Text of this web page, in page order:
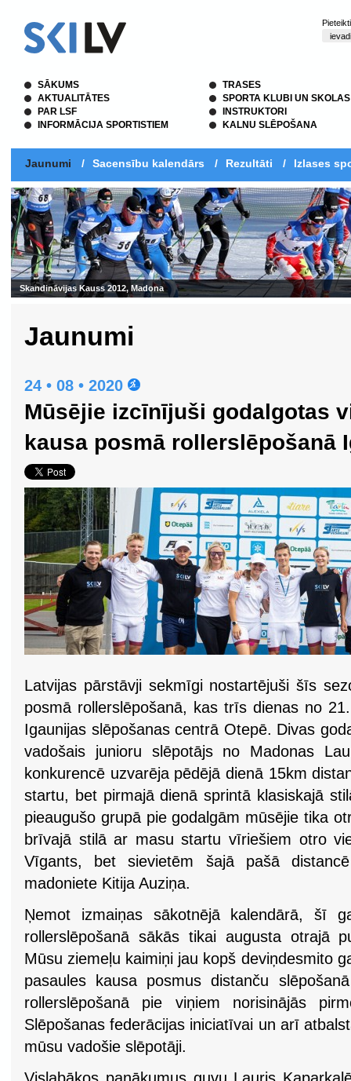
SĀKUMS
AKTUALITĀTES
PAR LSF
INFORMĀCIJA SPORTISTIEM
TRASES
SPORTA KLUBI UN SKOLAS
INSTRUKTORI
KALNU SLĒPOŠANA
Jaunumi / Sacensību kalendārs / Rezultāti / Izlases
Skandināvijas Kauss 2012, Madona
Jaunumi
24 • 08 • 2020
Mūsējie izcīnījuši godalgotas
kausa posmā rollerslēpošanā
Latvijas pārstāvji sekmīgi nostartējuši šīs
posmā rollerslēpošanā, kas trīs dienas no
Igaunijas slēpošanas centrā Otepē. Divas
vadošais junioru slēpotājs no Madonas
konkurencē uzvarēja pēdējā dienā 15km
startu, bet pirmajā dienā sprintā klasiskajā
pieaugušo grupā pie godalgām mūsējie tika
brīvajā stilā ar masu startu vīriešiem otro
Vīgants, bet sievietēm šajā pašā
madoniete Kitija Auziņa.
Ņemot izmaiņas sākotnējā kalendārā, šī
rollerslēpošanā sākās tikai augusta otrajā
Mūsu ziemeļu kaimiņi jau kopš deviņdesmito
pasaules kausa posmus distanču
rollerslēpošanā pie viņiem norisinājās
Slēpošanas federācijas iniciatīvai un arī
mūsu vadošie slēpotāji.